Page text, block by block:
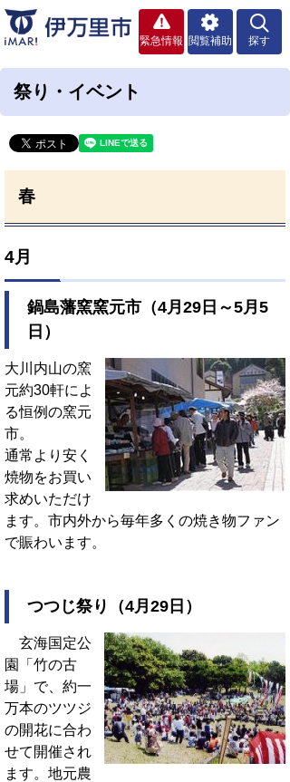
緊急情報 閲覧補助 探す
祭り・イベント
春
4月
鍋島藩窯窯元市（4月29日～5月5
日）
大川内山の窯
元約30軒によ
る恒例の窯元
市。
通常より安く
焼物をお買い
求めいただけ
ます。市内外から毎年多くの焼き物ファン
で賑わいます。
つつじ祭り（4月29日）
玄海国定公
園「竹の古
場」で、約一
万本のツツジ
の開花に合わ
せて開催され
ます。地元農